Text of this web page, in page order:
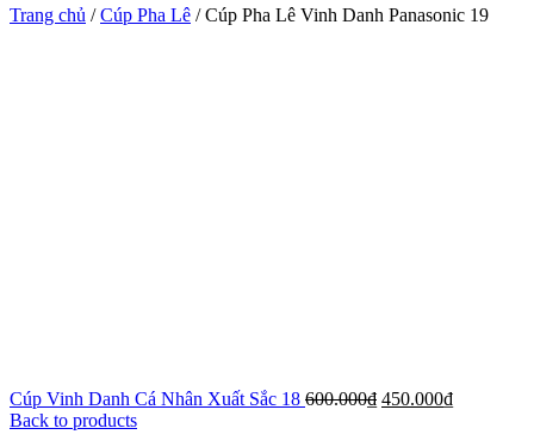
Trang chủ /Cúp Pha Lê /Cúp Pha Lê Vinh Danh Panasonic 19
Cúp Vinh Danh Cá Nhân Xuất Sắc 18 600.000₫ 450.000₫
Back to products